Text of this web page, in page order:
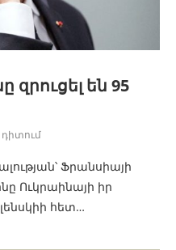
զրուցել են 95
դիտում
Ֆրանսիայի
Ուկրաինայի իր
հետ…